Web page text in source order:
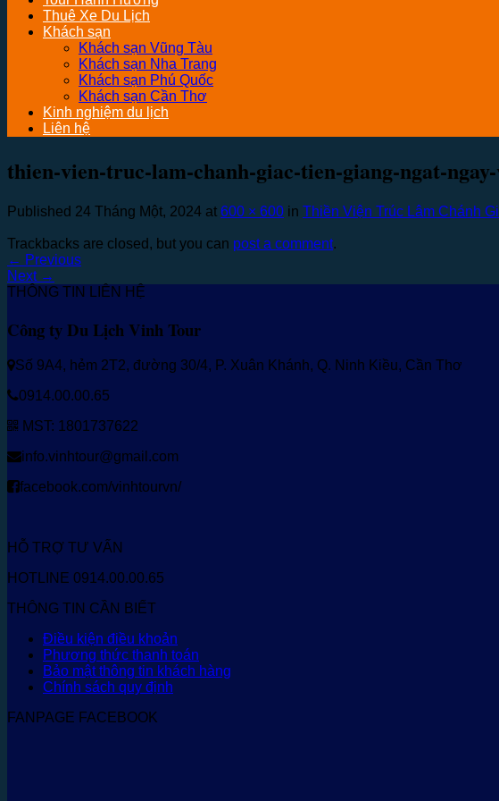
Thuê Xe Du Lịch
Khách sạn
Khách sạn Vũng Tàu
Khách sạn Nha Trang
Khách sạn Phú Quốc
Khách sạn Cần Thơ
Kinh nghiệm du lịch
Liên hệ
thien-vien-truc-lam-chanh-giac-tien-giang-ngat-
Published 24 Tháng Một, 2024 at 600 × 600 in Thiền Viện Trúc Lâm Chánh
Trackbacks are closed, but you can post a comment.
← Previous
Next →
THÔNG TIN LIÊN HỆ
Công ty Du Lịch Vinh Tour
Số 9A4, hẻm 2T2, đường 30/4, P. Xuân Khánh, Q. Ninh Kiều, Cần Thơ
0914.00.00.65
MST: 1801737622
info.vinhtour@gmail.com
facebook.com/vinhtourvn/
HỖ TRỢ TƯ VẤN
HOTLINE 0914.00.00.65
THÔNG TIN CẦN BIẾT
Điều kiện điều khoản
Phương thức thanh toán
Bảo mật thông tin khách hàng
Chính sách quy định
FANPAGE FACEBOOK